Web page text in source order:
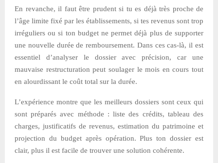
En revanche, il faut être prudent si tu es déjà très proche de
l’âge limite fixé par les établissements, si tes revenus sont trop
irréguliers ou si ton budget ne permet déjà plus de supporter
une nouvelle durée de remboursement. Dans ces cas-là, il est
essentiel d’analyser le dossier avec précision, car une
mauvaise restructuration peut soulager le mois en cours tout
en alourdissant le coût total sur la durée.
L’expérience montre que les meilleurs dossiers sont ceux qui
sont préparés avec méthode : liste des crédits, tableau des
charges, justificatifs de revenus, estimation du patrimoine et
projection du budget après opération. Plus ton dossier est
clair, plus il est facile de trouver une solution cohérente.